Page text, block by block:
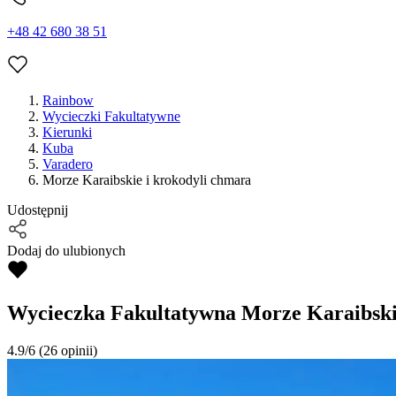
+48 42 680 38 51
Rainbow
Wycieczki Fakultatywne
Kierunki
Kuba
Varadero
Morze Karaibskie i krokodyli chmara
Udostępnij
Dodaj do ulubionych
Wycieczka Fakultatywna Morze
4.9/6 (26 opinii)